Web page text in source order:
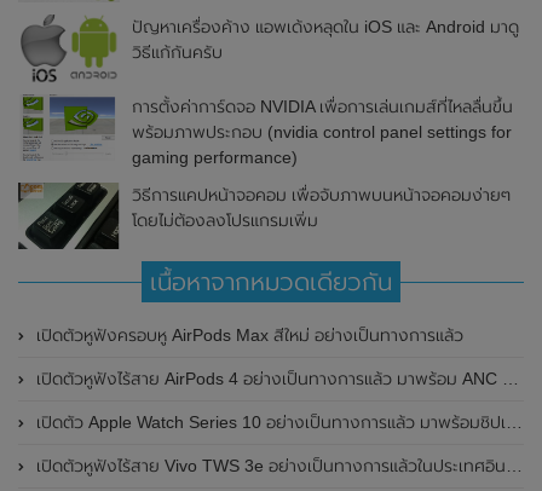
ปัญหาเครื่องค้าง แอพเด้งหลุดใน iOS และ Android มาดู
วิธีแก้กันครับ
การตั้งค่าการ์ดจอ NVIDIA เพื่อการเล่นเกมส์ที่ไหลลื่นขึ้น
พร้อมภาพประกอบ (nvidia control panel settings for
gaming performance)
วิธีการแคปหน้าจอคอม เพื่อจับภาพบนหน้าจอคอมง่ายๆ
โดยไม่ต้องลงโปรแกรมเพิ่ม
เนื้อหาจากหมวดเดียวกัน
เปิดตัวหูฟังครอบหู AirPods Max สีใหม่ อย่างเป็นทางการแล้ว
เปิดตัวหูฟังไร้สาย AirPods 4 อย่างเป็นทางการแล้ว มาพร้อม ANC และฟีเจอร์ใหม่มากมาย
เปิดตัว Apple Watch Series 10 อย่างเป็นทางการแล้ว มาพร้อมชิปเซ็ตรุ่น S10
เปิดตัวหูฟังไร้สาย Vivo TWS 3e อย่างเป็นทางการแล้วในประเทศอินเดีย มาพร้อมระบบตัดเสียงรบกวน ANC ที่ 30dB , ป้องกันฝุ่นและกันน้ำที่ระดับ IP54 , แบตเตอรี่สามารถใช้งานนานสูงสุด 36 ชั่วโมง